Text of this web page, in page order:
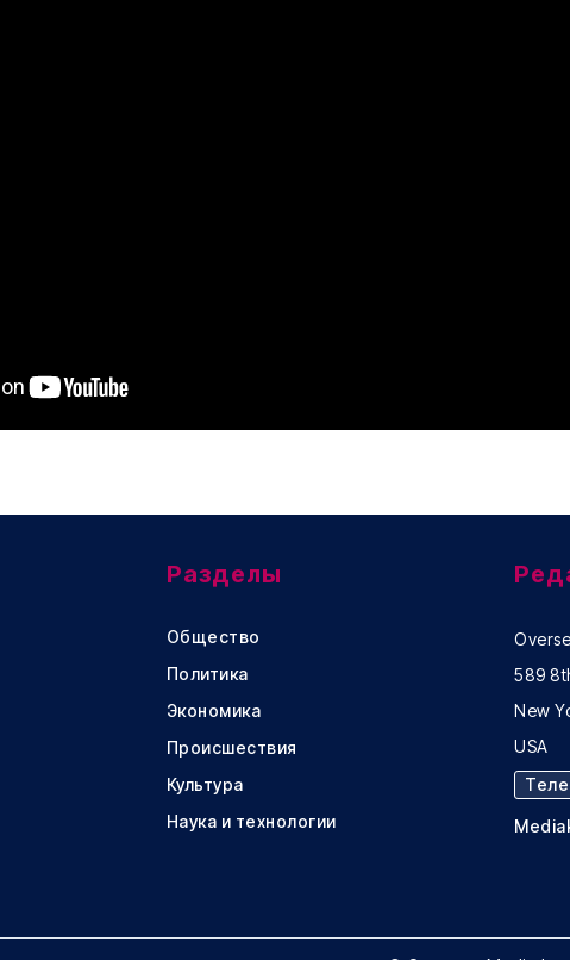
Разделы
Общество
Политика
Экономика
Происшествия
Культура
Наука и технологии
589
New
USA